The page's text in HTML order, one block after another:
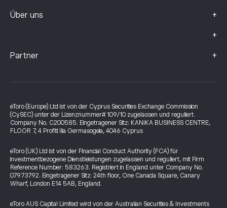
Über uns +
+
Partner +
eToro (Europe) Ltd ist von der Cyprus Securities Exchange Commission
(CySEC) unter der Lizenznummer# 109/10 zugelassen und reguliert.
Company No. C200585. Eingetragener Sitz: KANIKA BUSINESS CENTRE,
FLOOR 7, 4 Profiti Ilia Germasogeia, 4046 Cyprus
eToro (UK) Ltd ist von der Financial Conduct Authority (FCA) für
investmentbezogene Dienstleistungen zugelassen und reguliert, mit Firm
Reference Number: 583263. Registriert in England unter Company No.
07973792. Eingetragener Sitz: 24th floor, One Canada Square, Canary
Wharf, London E14 5AB, England.
eToro AUS Capital Limited wird von der Australian Securities & Investments